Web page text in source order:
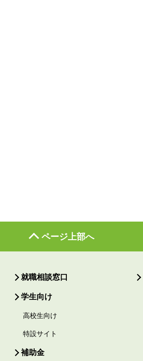
ページ上部へ
就職相談窓口
学生向け
高校生向け
特設サイト
補助金